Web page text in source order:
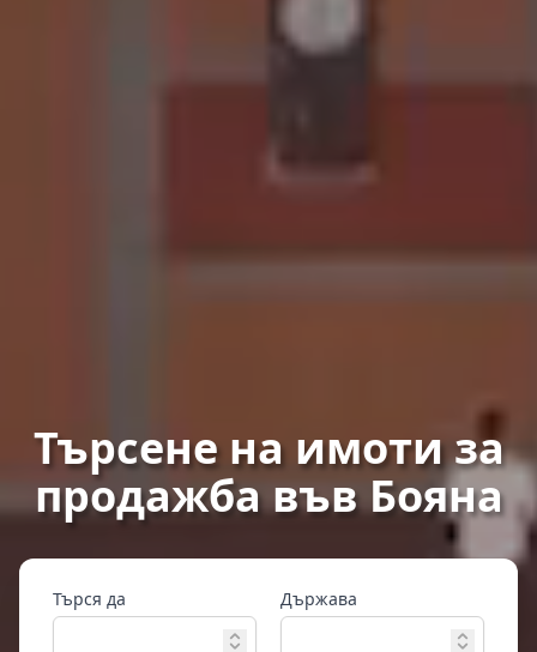
Търсене на имоти за
продажба във Бояна
Търся да Държава